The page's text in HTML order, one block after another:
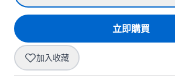
立即購買
加入收藏